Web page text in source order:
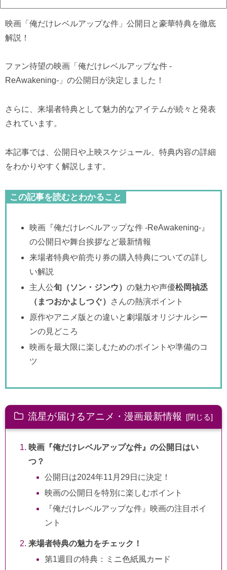
映画「俺だけレベルアップな件」公開日と豪華特典を徹底
解説！
ファン待望の映画「俺だけレベルアップな件 -
ReAwakening-」の公開日が決定しました！
さらに、来場者特典として魅力的なアイテムが続々と発表
されています。
本記事では、公開日や上映スケジュール、特典内容の詳細
をわかりやすく解説します。
この記事を読むとわかること
映画『俺だけレベルアップな件 -ReAwakening-』
の公開日や舞台挨拶など最新情報
来場者特典や前売り券の購入特典についての詳し
い解説
主人公旬（ソン・ジンウ）の魅力や声優松岡禎丞
（まつおかよしつぐ）
さんの熱演ポイント
原作やアニメ版との違いと劇場版オリジナルシー
ンの見どころ
映画を最大限に楽しむためのポイントや準備のコ
ツ
流星が届けるアニメ・漫画最新情報
映画『俺だけレベルアップな件』の公開日はい
つ？
公開日は2024年11月29日に決定！
映画の公開日を特別に楽しむポイント
『俺だけレベルアップな件』映画の注目ポイ
ント
来場者特典の魅力をチェック！
第1週目の特典：ミニ色紙風カード